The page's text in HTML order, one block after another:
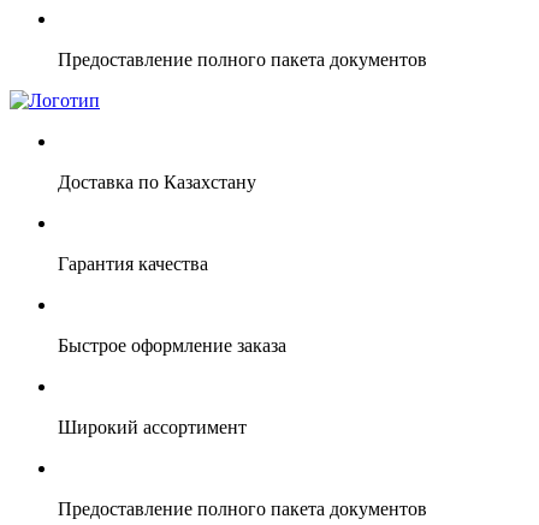
Предоставление полного пакета документов
Доставка по Казахстану
Гарантия качества
Быстрое оформление заказа
Широкий ассортимент
Предоставление полного пакета документов